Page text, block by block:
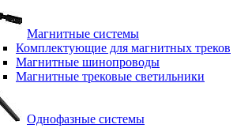
Магнитные системы
Комплектующие для магнитных треков
Магнитные шинопроводы
Магнитные трековые светильники
Однофазные системы